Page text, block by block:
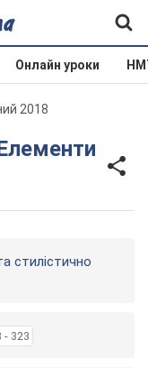
Онлайн уроки
2018
стилістично
- 323